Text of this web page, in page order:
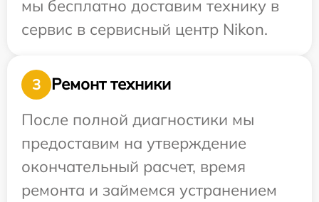
мы бесплатно доставим технику в
сервис в сервисный центр Nikon.
3
Ремонт техники
После полной диагностики мы
предоставим на утверждение
окончательный расчет, время
ремонта и займемся устранением